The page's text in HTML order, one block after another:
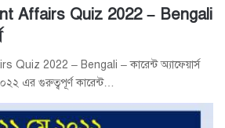
Affairs Quiz 2022 – Bengali
2022 – Bengali – কারেন্ট অ্যাফেয়ার্স
এর গুরুত্বপূর্ণ কারেন্ট…